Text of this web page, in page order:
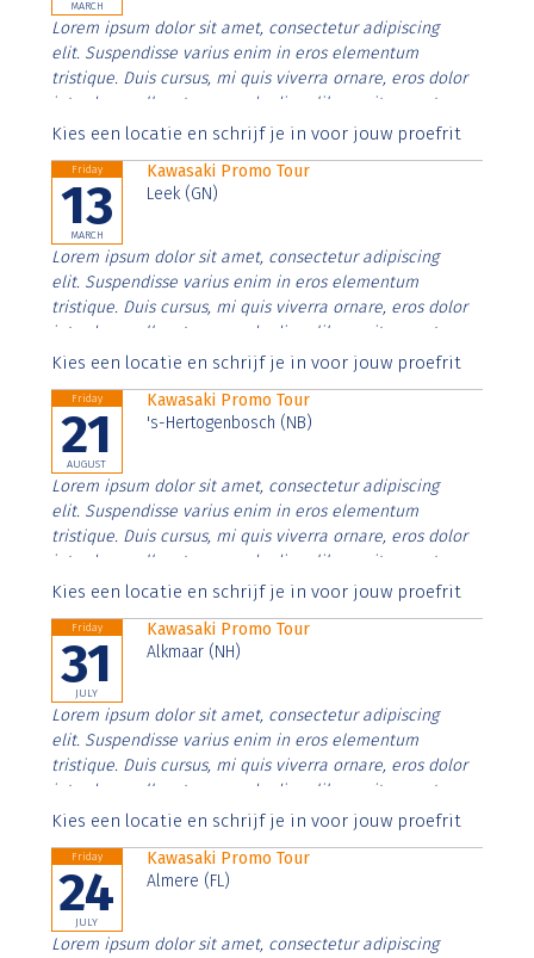
MARCH
Lorem ipsum dolor sit amet, consectetur adipiscing
elit. Suspendisse varius enim in eros elementum
tristique. Duis cursus, mi quis viverra ornare, eros dolor
interdum nulla, ut commodo diam libero vitae erat.
Aenean faucibus nibh et justo cursus id rutrum lorem
Kies een locatie en schrijf je in voor jouw proefrit
Friday
13
MARCH
Kawasaki Promo Tour
Leek (GN)
Lorem ipsum dolor sit amet, consectetur adipiscing
elit. Suspendisse varius enim in eros elementum
tristique. Duis cursus, mi quis viverra ornare, eros dolor
interdum nulla, ut commodo diam libero vitae erat.
Aenean faucibus nibh et justo cursus id rutrum lorem
Kies een locatie en schrijf je in voor jouw proefrit
Friday
21
AUGUST
Kawasaki Promo Tour
's-Hertogenbosch (NB)
Lorem ipsum dolor sit amet, consectetur adipiscing
elit. Suspendisse varius enim in eros elementum
tristique. Duis cursus, mi quis viverra ornare, eros dolor
interdum nulla, ut commodo diam libero vitae erat.
Aenean faucibus nibh et justo cursus id rutrum lorem
Kies een locatie en schrijf je in voor jouw proefrit
Friday
31
JULY
Kawasaki Promo Tour
Alkmaar (NH)
Lorem ipsum dolor sit amet, consectetur adipiscing
elit. Suspendisse varius enim in eros elementum
tristique. Duis cursus, mi quis viverra ornare, eros dolor
interdum nulla, ut commodo diam libero vitae erat.
Aenean faucibus nibh et justo cursus id rutrum lorem
Kies een locatie en schrijf je in voor jouw proefrit
Friday
24
JULY
Kawasaki Promo Tour
Almere (FL)
Lorem ipsum dolor sit amet, consectetur adipiscing